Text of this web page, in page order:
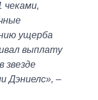
чеками,
ущерба
выплату
звезде
Дэниелс», –